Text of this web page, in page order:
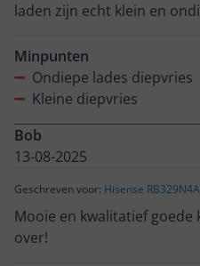
laden zijn echt klein en
Minpunten
Ondiepe lades diepvries
Kleine diepvries
Bob
13-08-2025
Geschreven voor: Hisense
Mooie en kwalitatief goede
over!